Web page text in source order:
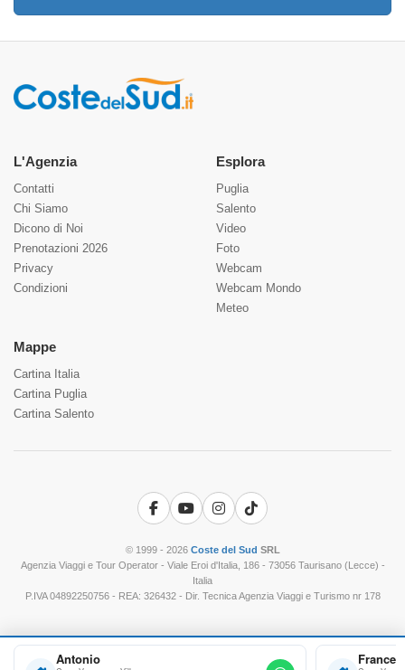
Antonio
L'Agenzia
Contatti
Chi Siamo
Dicono di Noi
Prenotazioni 2026
Privacy
Condizioni
Esplora
Puglia
Salento
Video
Foto
Webcam
Webcam Mondo
Meteo
Mappe
Cartina Italia
Cartina Puglia
Cartina Salento
Facebook
YouTubeInstagram
TikTok
© 1999 - 2026 Coste del Sud SRL
Agenzia Viaggi e Tour Operator - Viale Eroi d'Italia, 186 - 73056 Taurisano (Lecce) -
Italia
P.IVA 04892250756 - REA: 326432 - Dir. Tecnica Agenzia Viaggi e Turismo nr 178